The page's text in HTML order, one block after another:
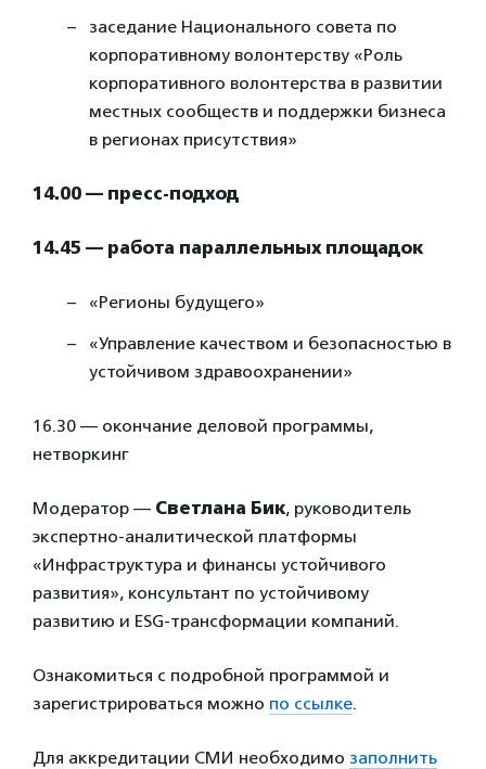
заседание Национального совета по
корпоративному волонтерству «Роль
корпоративного волонтерства в развитии
местных сообществ и поддержки бизнеса
в регионах присутствия»
14.00 — пресс-подход
14.45 — работа параллельных площадок
«Регионы будущего»
«Управление качеством и безопасностью в
устойчивом здравоохранении»
16.30 — окончание деловой программы,
нетворкинг
Модератор — Светлана Бик, руководитель
экспертно-аналитической платформы
«Инфраструктура и финансы устойчивого
развития», консультант по устойчивому
развитию и ESG-трансформации компаний.
Ознакомиться с подробной программой и
зарегистрироваться можно по ссылке.
Для аккредитации СМИ необходимо заполнить